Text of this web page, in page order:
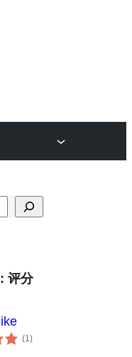
评分
(1αξιολογήσεις
σύνολο
)